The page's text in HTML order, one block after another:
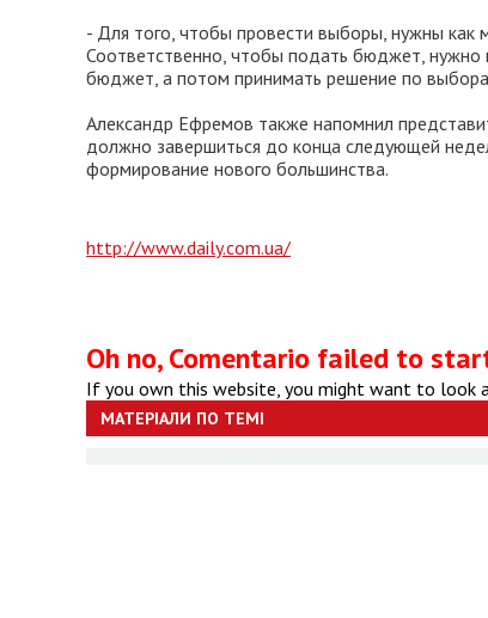
- Для того, чтобы провести выборы, нужны
Соответственно, чтобы подать бюджет, нужно
бюджет, а потом принимать решение по
Александр Ефремов также напомнил
должно завершиться до конца следующей
формирование нового большинства.
http://www.daily.com.ua/
Oh no, Comentario failed to
If you own this website, you might want to look
МАТЕРІАЛИ ПО ТЕМІ